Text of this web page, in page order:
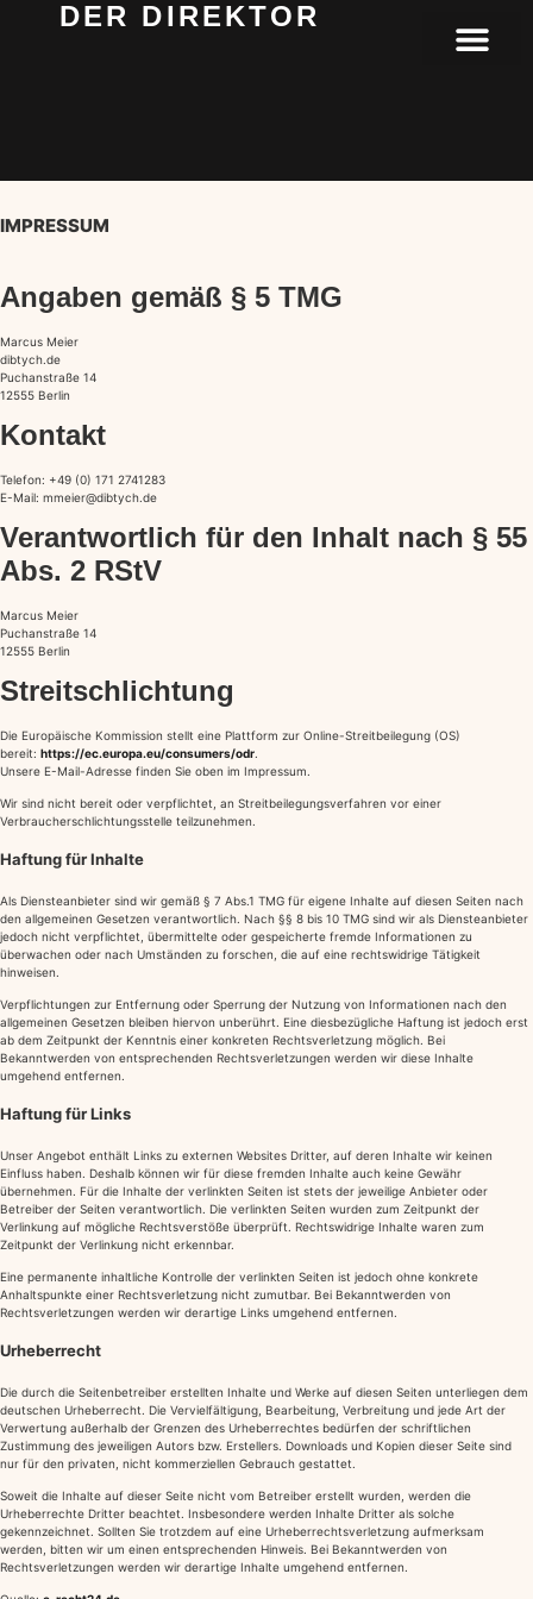
DER DIREKTOR
IMPRESSUM
Angaben gemäß § 5 TMG
Marcus Meier
dibtych.de
Puchanstraße 14
12555 Berlin
Kontakt
Telefon: +49 (0) 171 2741283
E-Mail: mmeier@dibtych.de
Verantwortlich für den Inhalt nach § 55
Abs. 2 RStV
Marcus Meier
Puchanstraße 14
12555 Berlin
Streitschlichtung
Die Europäische Kommission stellt eine Plattform zur Online-Streitbeilegung (OS)
bereit: https://ec.europa.eu/consumers/odr
Unsere E-Mail-Adresse finden Sie oben im Impressum.
Wir sind nicht bereit oder verpflichtet, an Streitbeilegungsverfahren vor einer
Verbraucherschlichtungsstelle teilzunehmen.
Haftung für Inhalte
Als Diensteanbieter sind wir gemäß § 7 Abs.1 TMG für eigene Inhalte auf diesen Seiten nach
den allgemeinen Gesetzen verantwortlich. Nach §§ 8 bis 10 TMG sind wir als Diensteanbieter
jedoch nicht verpflichtet, übermittelte oder gespeicherte fremde Informationen zu
überwachen oder nach Umständen zu forschen, die auf eine rechtswidrige Tätigkeit
hinweisen.
Verpflichtungen zur Entfernung oder Sperrung der Nutzung von Informationen nach den
allgemeinen Gesetzen bleiben hiervon unberührt. Eine diesbezügliche Haftung ist jedoch erst
ab dem Zeitpunkt der Kenntnis einer konkreten Rechtsverletzung möglich. Bei
Bekanntwerden von entsprechenden Rechtsverletzungen werden wir diese Inhalte
umgehend entfernen.
Haftung für Links
Unser Angebot enthält Links zu externen Websites Dritter, auf deren Inhalte wir keinen
Einfluss haben. Deshalb können wir für diese fremden Inhalte auch keine Gewähr
übernehmen. Für die Inhalte der verlinkten Seiten ist stets der jeweilige Anbieter oder
Betreiber der Seiten verantwortlich. Die verlinkten Seiten wurden zum Zeitpunkt der
Verlinkung auf mögliche Rechtsverstöße überprüft. Rechtswidrige Inhalte waren zum
Zeitpunkt der Verlinkung nicht erkennbar.
Eine permanente inhaltliche Kontrolle der verlinkten Seiten ist jedoch ohne konkrete
Anhaltspunkte einer Rechtsverletzung nicht zumutbar. Bei Bekanntwerden von
Rechtsverletzungen werden wir derartige Links umgehend entfernen.
Urheberrecht
Die durch die Seitenbetreiber erstellten Inhalte und Werke auf diesen Seiten unterliegen dem
deutschen Urheberrecht. Die Vervielfältigung, Bearbeitung, Verbreitung und jede Art der
Verwertung außerhalb der Grenzen des Urheberrechtes bedürfen der schriftlichen
Zustimmung des jeweiligen Autors bzw. Erstellers. Downloads und Kopien dieser Seite sind
nur für den privaten, nicht kommerziellen Gebrauch gestattet.
Soweit die Inhalte auf dieser Seite nicht vom Betreiber erstellt wurden, werden die
Urheberrechte Dritter beachtet. Insbesondere werden Inhalte Dritter als solche
gekennzeichnet. Sollten Sie trotzdem auf eine Urheberrechtsverletzung aufmerksam
werden, bitten wir um einen entsprechenden Hinweis. Bei Bekanntwerden von
Rechtsverletzungen werden wir derartige Inhalte umgehend entfernen.